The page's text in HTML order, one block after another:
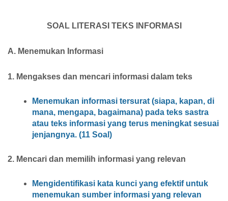
SOAL LITERASI TEKS INFORMASI
A. Menemukan Informasi
1. Mengakses dan mencari informasi dalam teks
Menemukan informasi tersurat (siapa, kapan, di
mana, mengapa, bagaimana) pada teks sastra
atau teks informasi yang terus meningkat sesuai
jenjangnya. (11 Soal)
2. Mencari dan memilih informasi yang relevan
Mengidentifikasi kata kunci yang efektif untuk
menemukan sumber informasi yang relevan